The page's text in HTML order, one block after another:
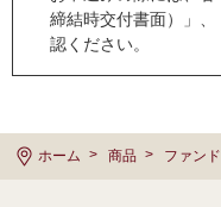
締結時交付書面）」
認ください。
ホーム 商品 ファン